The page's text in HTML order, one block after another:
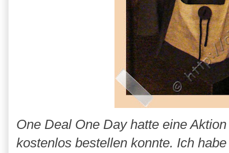
One Deal One Day hatte eine
kostenlos bestellen konnte. Ich